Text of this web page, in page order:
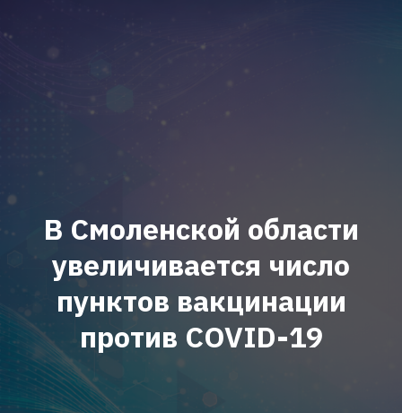
В Смоленской области
увеличивается число
пунктов вакцинации
против COVID-19